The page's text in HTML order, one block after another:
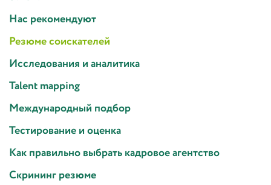
Нас рекомендуют
Резюме соискателей
Исследования и аналитика
Talent mapping
Международный подбор
Тестирование и оценка
Как правильно выбрать кадровое агентство
Скрининг резюме